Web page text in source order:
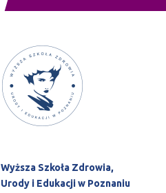
Wyższa Szkoła Zdrowia,
Urody i Edukacji w Poznaniu